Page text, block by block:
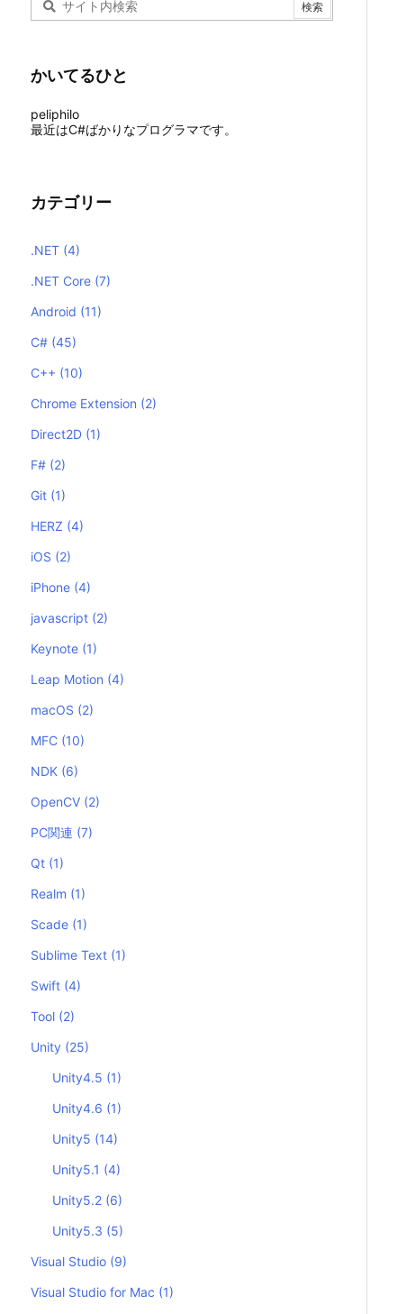
かいてるひと
peliphilo
最近はC#ばかりなプログラマです。
カテゴリー
.NET (4)
.NET Core (7)
Android (11)
C# (45)
C++ (10)
Chrome Extension (2)
Direct2D (1)
F# (2)
Git (1)
HERZ (4)
iOS (2)
iPhone (4)
javascript (2)
Keynote (1)
Leap Motion (4)
macOS (2)
MFC (10)
NDK (6)
OpenCV (2)
PC関連 (7)
Qt (1)
Realm (1)
Scade (1)
Sublime Text (1)
Swift (4)
Tool (2)
Unity (25)
Unity4.5 (1)
Unity4.6 (1)
Unity5 (14)
Unity5.1 (4)
Unity5.2 (6)
Unity5.3 (5)
Visual Studio (9)
Visual Studio for Mac (1)